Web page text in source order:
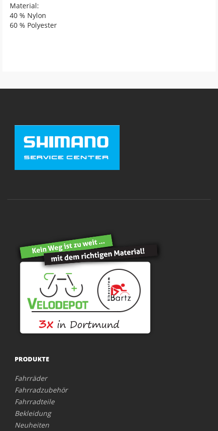
Material:
40 % Nylon
60 % Polyester
PRODUKTE
Fahrräder
Fahrradzubehör
Fahrradteile
Bekleidung
Neuheiten